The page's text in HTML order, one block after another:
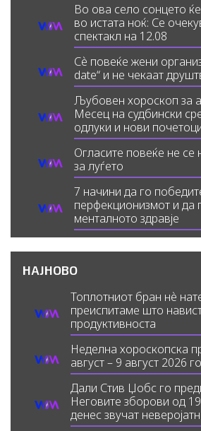
Во ова село сонцето ќе
во истата ноќ: Се
спектакл на 12.08
Сè повеќе жени
date“ и не чекаат
Љубовен хороскоп за
Месец на судбински
одлуки и нови
Огласите повеќе не се
за луѓето
7 начини да го
перфекционизмот и да
менталното здравје
НАЈНОВО
Топлотниот бран нè
преиспитаме што
продуктивноста
Неделна хороскопска
август – 9 август 2026
Дали Стив Џобс го
Неговите зборови од
денес звучат